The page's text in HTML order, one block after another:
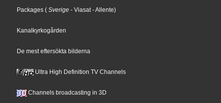
Packages ( Sverige - Viasat - Allente)
Kanalkyrkogården
De mest eftersökta bilderna
Ultra High Definition TV Channels
Channels broadcasting in 3D